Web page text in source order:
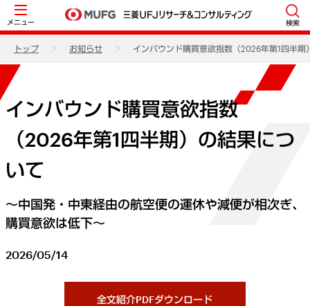
メニュー 検索
トップ お知らせ インバウンド購買意欲指数（2026年第1四半期
インバウンド購買意欲指数
（2026年第1四半期）の結果につ
いて
～中国発・中東経由の航空便の運休や減便が相次ぎ、
購買意欲は低下～
2026/05/14
全文紹介PDFダウンロード